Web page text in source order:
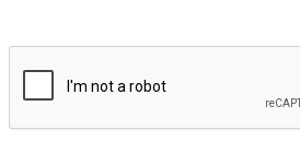
CAPTCHA